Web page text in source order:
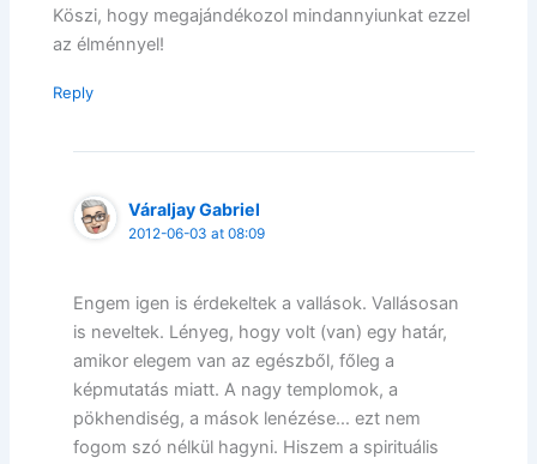
Köszi, hogy megajándékozol mindannyiunkat ezzel
az élménnyel!
Reply
Váraljay Gabriel
2012-06-03 at 08:09
Engem igen is érdekeltek a vallások. Vallásosan
is neveltek. Lényeg, hogy volt (van) egy határ,
amikor elegem van az egészből, főleg a
képmutatás miatt. A nagy templomok, a
pökhendiség, a mások lenézése… ezt nem
fogom szó nélkül hagyni. Hiszem a spirituális